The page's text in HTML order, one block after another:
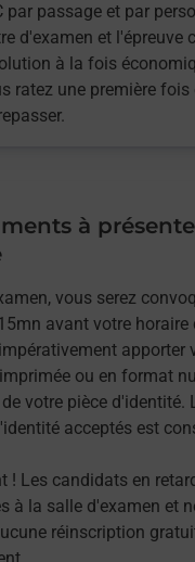
par passage et par
d'examen et l'épreuve
à la fois
ratez une première fois
à
vous serez
avant votre horaire
apporter
ou en format
votre pièce d'identité.
acceptés est
! Les candidats en
à la salle d'examen et
réinscription